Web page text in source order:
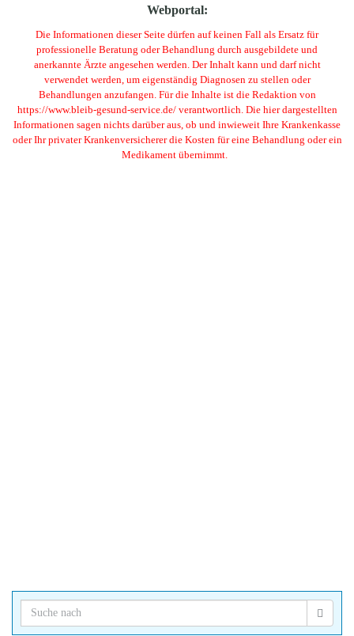
Webportal:
Die Informationen dieser Seite dürfen auf keinen Fall als Ersatz für
professionelle Beratung oder Behandlung durch ausgebildete und
anerkannte Ärzte angesehen werden. Der Inhalt kann und darf nicht
verwendet werden, um eigenständig Diagnosen zu stellen oder
Behandlungen anzufangen. Für die Inhalte ist die Redaktion von
https://www.bleib-gesund-service.de/ verantwortlich. Die hier dargestellten
Informationen sagen nichts darüber aus, ob und inwieweit Ihre Krankenkasse
oder Ihr privater Krankenversicherer die Kosten für eine Behandlung oder ein
Medikament übernimmt.